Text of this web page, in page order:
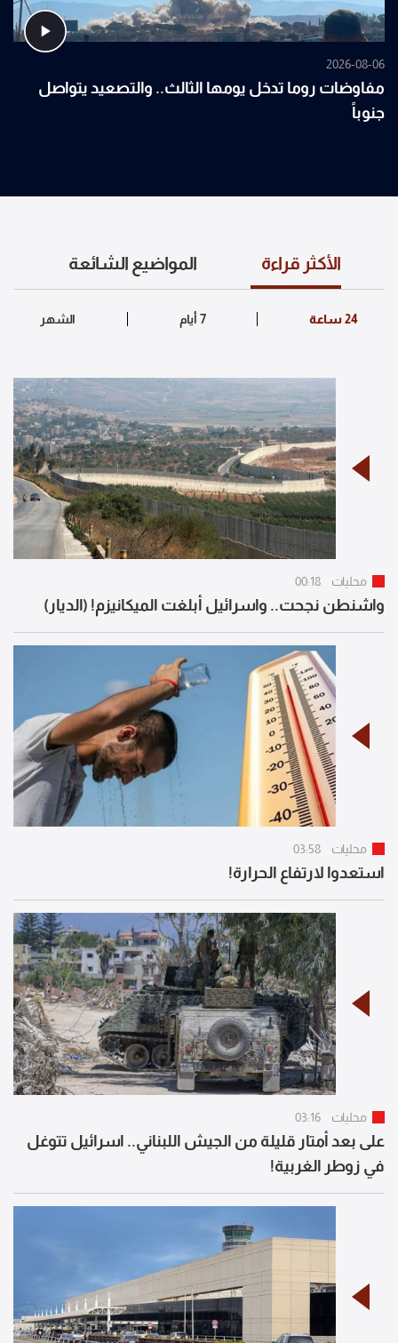
2026-08-06
مفاوضات روما تدخل يومها الثالث.. والتصعيد يتواصل
جنوباً
الأكثر قراءة المواضيع الشائعة
محليات 00:18
واشنطن نجحت.. واسرائيل أبلغت الميكانيزم! (الديار)
محليات 03:58
استعدوا لارتفاع الحرارة!
محليات 03:16
على بعد أمتار قليلة من الجيش اللبناني.. اسرائيل تتوغل
في زوطر الغربية!